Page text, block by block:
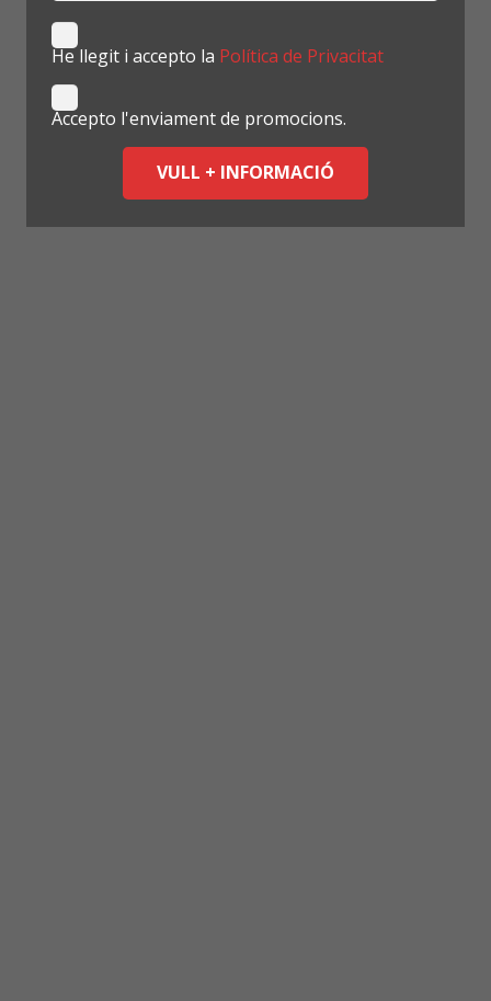
He llegit i accepto la Política de Privacitat
Accepto l'enviament de promocions.